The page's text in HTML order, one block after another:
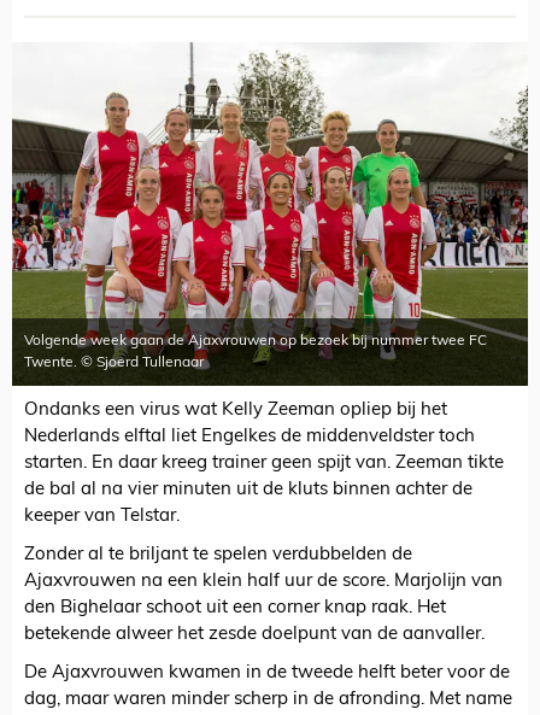
Volgende week gaan de Ajaxvrouwen op bezoek bij nummer twee FC
Twente. © Sjoerd Tullenaar
Ondanks een virus wat Kelly Zeeman opliep bij het
Nederlands elftal liet Engelkes de middenveldster toch
starten. En daar kreeg trainer geen spijt van. Zeeman tikte
de bal al na vier minuten uit de kluts binnen achter de
keeper van Telstar.
Zonder al te briljant te spelen verdubbelden de
Ajaxvrouwen na een klein half uur de score. Marjolijn van
den Bighelaar schoot uit een corner knap raak. Het
betekende alweer het zesde doelpunt van de aanvaller.
De Ajaxvrouwen kwamen in de tweede helft beter voor de
dag, maar waren minder scherp in de afronding. Met name